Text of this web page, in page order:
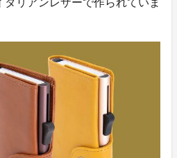
リアンレザーで作られていま